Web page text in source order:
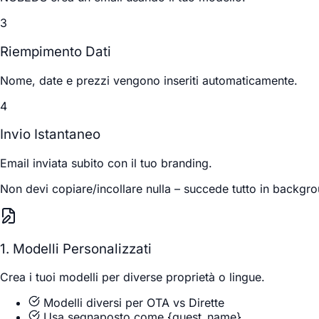
3
Riempimento Dati
Nome, date e prezzi vengono inseriti automaticamente.
4
Invio Istantaneo
Email inviata subito con il tuo branding.
Non devi copiare/incollare nulla – succede tutto in
1. Modelli Personalizzati
Crea i tuoi modelli per diverse proprietà o lingue.
Modelli diversi per OTA vs Dirette